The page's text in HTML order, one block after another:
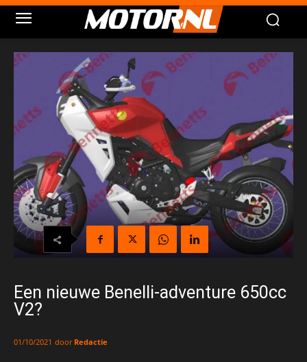
Een nieuwe Benelli-adventure 650cc
V2?
01/10/2021 door Redactie